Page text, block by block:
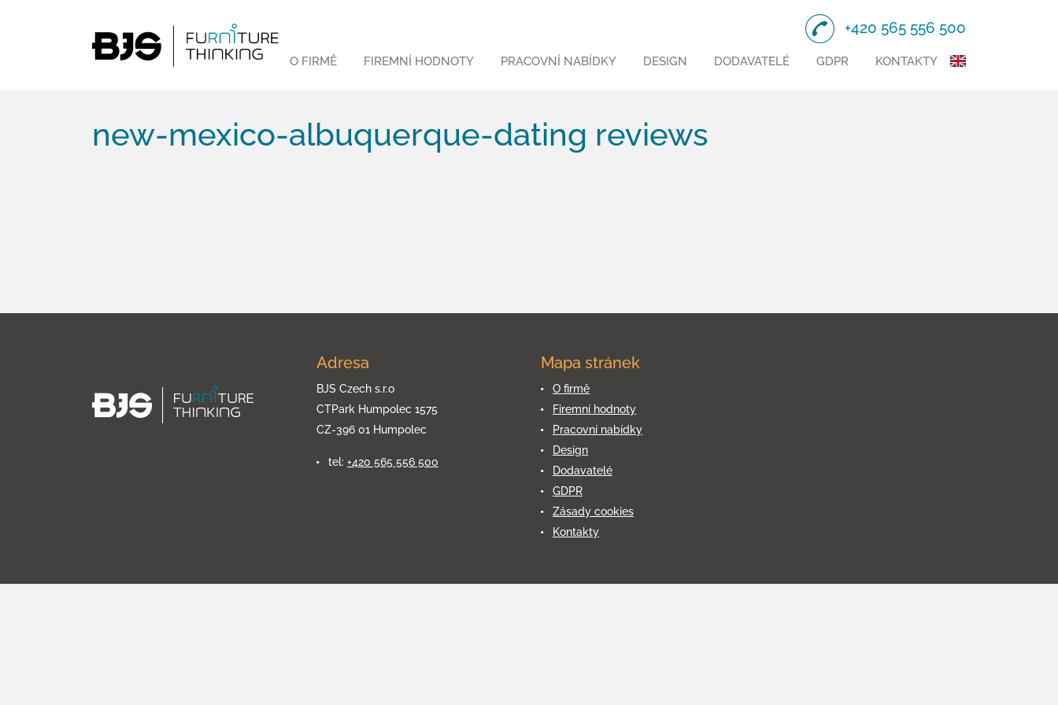
+420 565 556 500
O FIRMĚ FIREMNÍ HODNOTY PRACOVNÍ NABÍDKY DESIGN DODAVATELÉ GDPR KONTAKTY
new-mexico-albuquerque-dating reviews
Adresa
BJS Czech s.r.o
CTPark Humpolec 1575
CZ-396 01 Humpolec
tel: +420 565 556 500
Mapa stránek
O firmě
Firemní hodnoty
Pracovní nabídky
Design
Dodavatelé
GDPR
Zásady cookies
Kontakty